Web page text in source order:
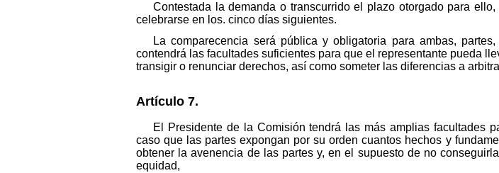
Contestada la demanda o transcurrido el plazo otorgado para
celebrarse en los. cinco días siguientes.
La comparecencia será pública y obligatoria para ambas,
contendrá las facultades suficientes para que el representante pueda
transigir o renunciar derechos, así como someter las diferencias a
Artículo 7.
El Presidente de la Comisión tendrá las más amplias facultades
caso que las partes expongan por su orden cuantos hechos y
obtener la avenencia de las partes y, en el supuesto de no
equidad,